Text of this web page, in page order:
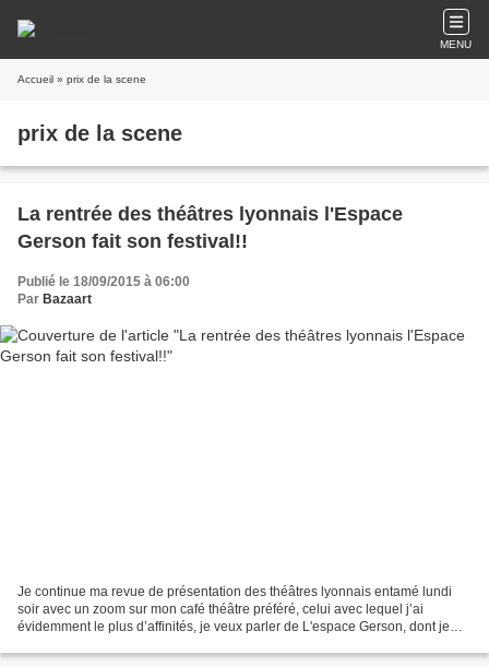
MENU
Accueil » prix de la scene
prix de la scene
La rentrée des théâtres lyonnais l'Espace
Gerson fait son festival!!
Publié le 18/09/2015 à 06:00
Par Bazaart
Je continue ma revue de présentation des théâtres lyonnais entamé lundi
soir avec un zoom sur mon café théâtre préféré, celui avec lequel j’ai
évidemment le plus d’affinités, je veux parler de L'espace Gerson, dont je